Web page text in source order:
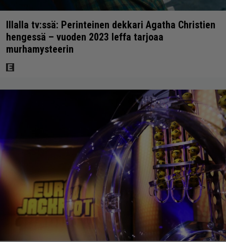
Illalla tv:ssä: Perinteinen dekkari Agatha Christien
hengessä – vuoden 2023 leffa tarjoaa
murhamysteerin